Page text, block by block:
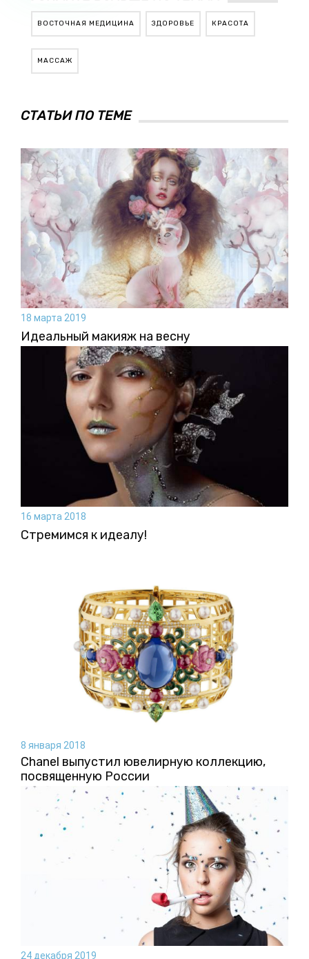
ВОСТОЧНАЯ МЕДИЦИНА ЗДОРОВЬЕ КРАСОТА
МАССАЖ
СТАТЬИ ПО ТЕМЕ
18 марта 2019
Идеальный макияж на весну
16 марта 2018
Стремимся к идеалу!
8 января 2018
Chanel выпустил ювелирную коллекцию,
посвященную России
24 декабря 2019